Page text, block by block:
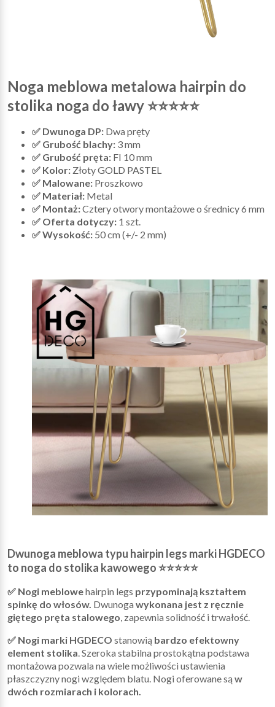
Noga meblowa metalowa hairpin do
stolika noga do ławy ⭐⭐⭐⭐⭐
✅ Dwunoga DP: Dwa pręty
✅ Grubość blachy: 3 mm
✅ Grubość pręta: FI 10 mm
✅ Kolor: Złoty GOLD PASTEL
✅ Malowane: Proszkowo
✅ Materiał: Metal
✅ Montaż:Cztery otwory montażowe o średnicy 6 mm
✅ Oferta dotyczy: 1 szt.
✅ Wysokość: 50 cm (+/- 2 mm)
Dwunoga meblowa typu hairpin legs marki HGDECO
to noga do stolika kawowego ⭐⭐⭐⭐⭐
✅ Nogi meblowehairpin legs przypominają kształtem
spinkę do włosów. Dwunoga wykonana jest z ręcznie
giętego pręta stalowego , zapewnia solidność i trwałość.
✅ Nogi marki HGDECO stanowią bardzo efektowny
element stolika . Szeroka stabilna prostokątna podstawa
montażowa pozwala na wiele możliwości ustawienia
płaszczyzny nogi względem blatu. Nogi oferowane są w
dwóch rozmiarach i kolorach.